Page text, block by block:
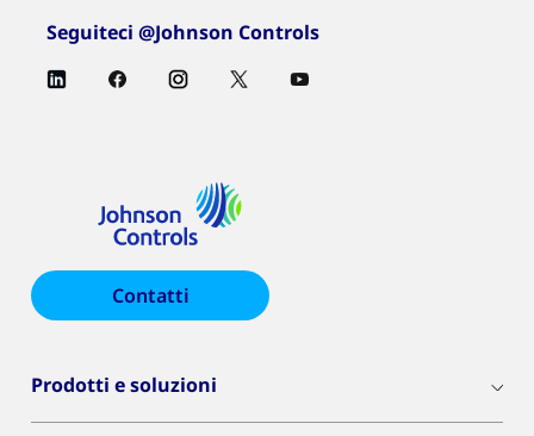
Seguiteci @Johnson Controls
Contatti
Prodotti e soluzioni